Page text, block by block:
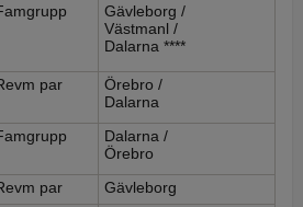
Gävleborg /
Västmanl /
Dalarna ****
par
Örebro /
Dalarna
Dalarna /
Örebro
par
Gävleborg